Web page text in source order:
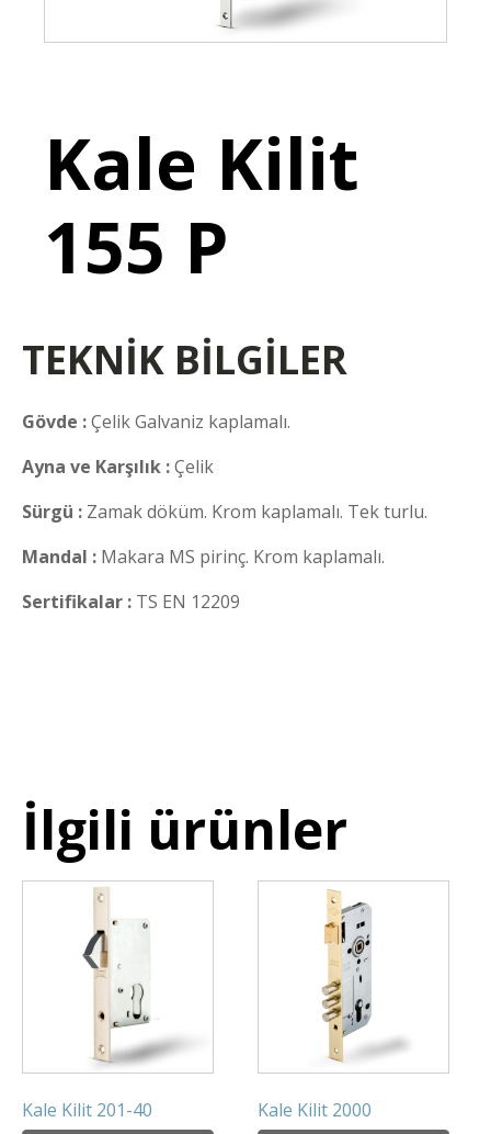
Kale Kilit
155 P
TEKNİK BİLGİLER
Gövde :Çelik Galvaniz kaplamalı.
Ayna ve Karşılık :Çelik
Sürgü : Zamak döküm. Krom kaplamalı. Tek turlu.
Mandal : Makara MS pirinç. Krom kaplamalı.
Sertifikalar : TS EN 12209
İlgili ürünler
Kale Kilit 201-40 Kale Kilit 2000